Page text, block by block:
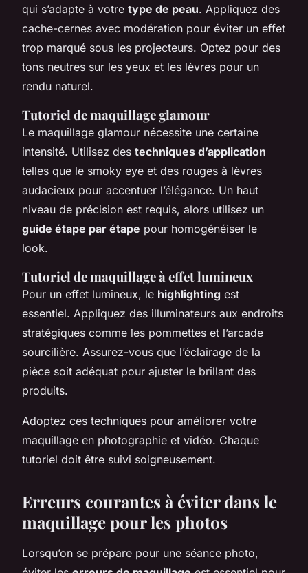
qui s’adapte à votre type de peau. Appliquez des
cache-cernes avec modération pour éviter un effet
trop marqué sous les projecteurs. Optez pour des
tons neutres sur les yeux et les lèvres pour un
rendu naturel.
Tutoriel de maquillage glamour
Le maquillage glamour nécessite une certaine
intensité. Utilisez des techniques d’application
telles que le smoky eye et des rouges à lèvres
audacieux pour accentuer l’élégance. Un haut
niveau de précision est requis, alors utilisez un
guide étape par étape pour homogénéiser le
look.
Tutoriel de maquillage à effet lumineux
Pour un effet lumineux, le highlighting est
essentiel. Appliquez des illuminateurs aux endroits
stratégiques comme les pommettes et l’arcade
sourcilière. Assurez-vous que l’éclairage de la
pièce soit adéquat pour ajuster le brillant des
produits.
Adoptez ces techniques pour améliorer votre
maquillage en photographie et vidéo. Chaque
tutoriel doit être suivi soigneusement.
Erreurs courantes à éviter dans le
maquillage pour les photos
Lorsqu’on se prépare pour une séance photo,